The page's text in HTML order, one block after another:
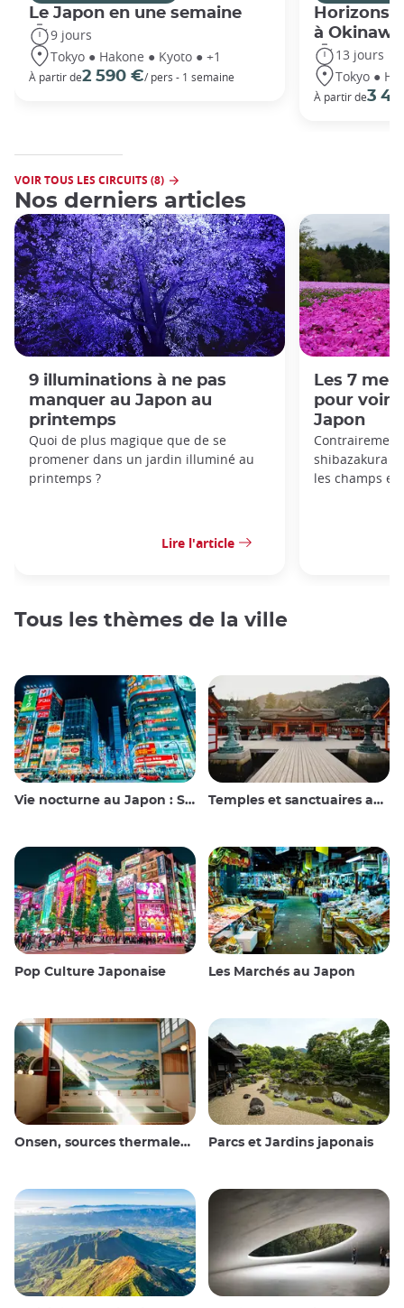
Le Japon en une semaine
9 jours
Tokyo ● Hakone ● Kyoto ● +1
À partir de2 590 €/ pers - 1 semaine
Horizons
à Okinawa
13 jours
Tokyo ●
À partir de3
VOIR TOUS LES CIRCUITS (8)
Nos derniers articles
9 illuminations à ne pas
manquer au Japon au
printemps
Quoi de plus magique que de se
promener dans un jardin illuminé au
printemps ?
Lire l'article
Les 7
pour voir
Japon
shibazakura
les champs
Tous les thèmes de la ville
Vie nocturne au Japon : Sortir, voir et boire Temples et sanctuaires au Japon
Pop Culture Japonaise Les Marchés au Japon
Onsen, sources thermales et bains publics Parcs et Jardins japonais